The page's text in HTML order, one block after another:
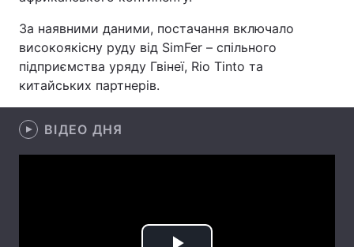
Зброя Інциденти
Здоров'я Туризм
Екологія
За наявними даними, постачання включало
високоякісну руду від SimFer – спільного
підприємства уряду Гвінеї, Rio Tinto та
китайських партнерів.
ВІДЕО ДНЯ